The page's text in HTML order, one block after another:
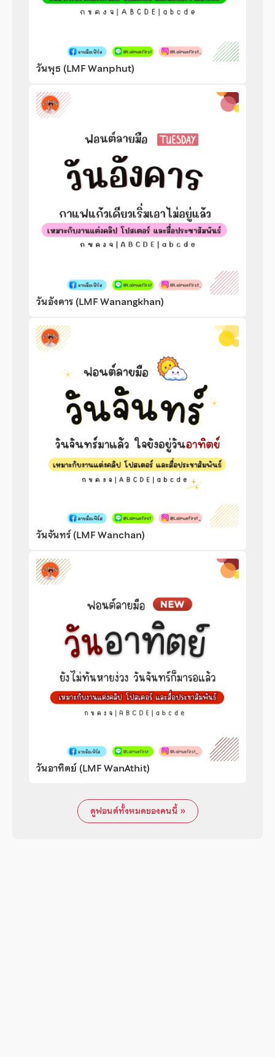
วันพุธ (LMF Wanphut)
วันอังคาร (LMF Wanangkhan)
วันจันทร์ (LMF Wanchan)
วันอาทิตย์ (LMF WanAthit)
ดูฟอนต์ทั้งหมดของคนนี้ »